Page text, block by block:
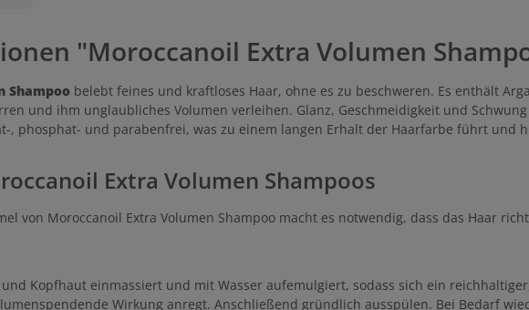
"Moroccanoil Extra Volumen
Shampoo belebt feines und kraftloses Haar, ohne es zu beschweren. Es enthält
und ihm unglaubliches Volumen verleihen. Glanz, Geschmeidigkeit und
, phosphat- und parabenfrei, was zu einem langen Erhalt der Haarfarbe führt
Extra Volumen Shampoos
von Moroccanoil Extra Volumen Shampoo macht es notwendig, dass das Haar
Kopfhaut einmassiert und mit Wasser aufemulgiert, sodass sich ein
Wirkung anregt. Anschließend gründlich ausspülen. Bei Bedarf